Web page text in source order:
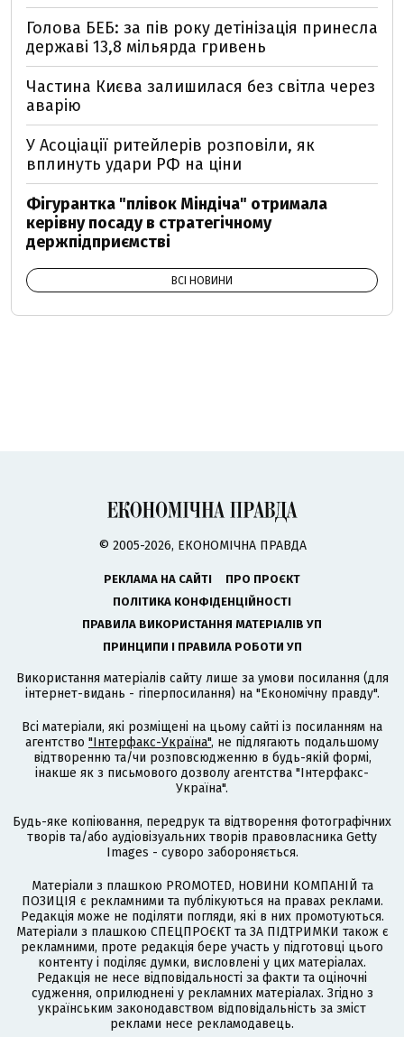
Голова БЕБ: за пів року детінізація принесла
державі 13,8 мільярда гривень
Частина Києва залишилася без світла через
аварію
У Асоціації ритейлерів розповіли, як
вплинуть удари РФ на ціни
Фігурантка "плівок Міндіча" отримала
керівну посаду в стратегічному
держпідприємстві
ВСІ НОВИНИ
© 2005-2026, ЕКОНОМІЧНА ПРАВДА
РЕКЛАМА НА САЙТІ
ПРО ПРОЄКТ
ПОЛІТИКА КОНФІДЕНЦІЙНОСТІ
ПРАВИЛА ВИКОРИСТАННЯ МАТЕРІАЛІВ УП
ПРИНЦИПИ І ПРАВИЛА РОБОТИ УП
Використання матеріалів сайту лише за умови посилання (для
інтернет-видань - гіперпосилання) на "Економічну правду".
Всі матеріали, які розміщені на цьому сайті із посиланням на
агентство "Інтерфакс-Україна", не підлягають подальшому
відтворенню та/чи розповсюдженню в будь-якій формі,
інакше як з письмового дозволу агентства "Інтерфакс-
Україна".
Будь-яке копіювання, передрук та відтворення фотографічних
творів та/або аудіовізуальних творів правовласника Getty
Images - суворо забороняється.
Матеріали з плашкою PROMOTED, НОВИНИ КОМПАНІЙ та
ПОЗИЦІЯ є рекламними та публікуються на правах реклами.
Редакція може не поділяти погляди, які в них промотуються.
Матеріали з плашкою СПЕЦПРОЄКТ та ЗА ПІДТРИМКИ також є
рекламними, проте редакція бере участь у підготовці цього
контенту і поділяє думки, висловлені у цих матеріалах.
Редакція не несе відповідальності за факти та оціночні
судження, оприлюднені у рекламних матеріалах. Згідно з
українським законодавством відповідальність за зміст
реклами несе рекламодавець.